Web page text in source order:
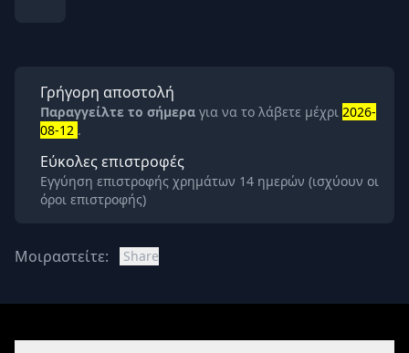
Γρήγορη αποστολή
Παραγγείλτε το σήμερα για να το λάβετε μέχρι 2026-
08-12 .
Εύκολες επιστροφές
Εγγύηση επιστροφής χρημάτων 14 ημερών (ισχύουν οι
όροι επιστροφής)
Μοιραστείτε: Share